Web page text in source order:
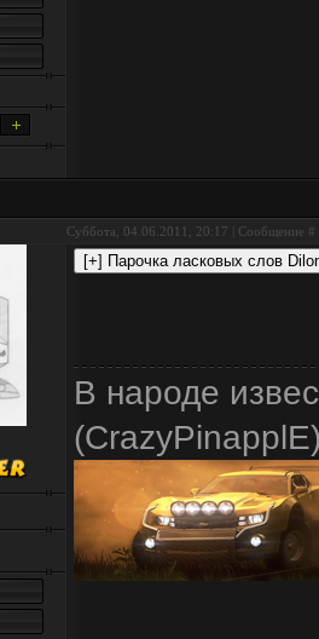
Суббота, 04.06.2011, 20:17 | Сообщение #
В народе